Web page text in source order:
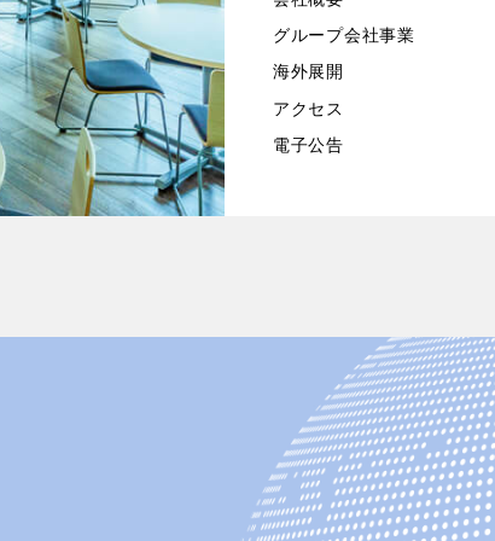
グループ会社事業
海外展開
アクセス
電子公告